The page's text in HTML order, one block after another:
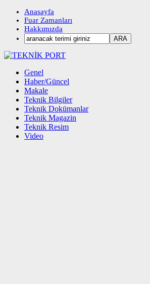
Anasayfa
Fuar Zamanları
Hakkımızda
Genel
Haber/Güncel
Makale
Teknik Bilgiler
Teknik Dokümanlar
Teknik Magazin
Teknik Resim
Video